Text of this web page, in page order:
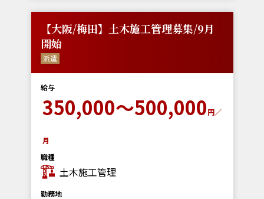
【大阪/梅田】土木施工管理募集/9月
開始
派遣
給与
350,000～500,000円／
月
職種
土木施工管理
勤務地